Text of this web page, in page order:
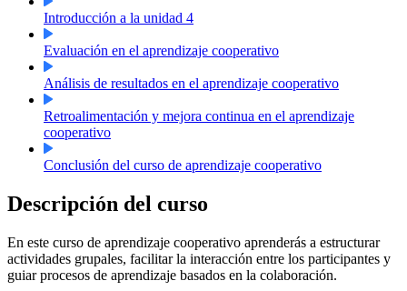
Introducción a la unidad 4
Evaluación en el aprendizaje cooperativo
Análisis de resultados en el aprendizaje cooperativo
Retroalimentación y mejora continua en el aprendizaje
cooperativo
Conclusión del curso de aprendizaje cooperativo
Descripción del curso
En este curso de aprendizaje cooperativo aprenderás a estructurar
actividades grupales, facilitar la interacción entre los participantes y
guiar procesos de aprendizaje basados en la colaboración.